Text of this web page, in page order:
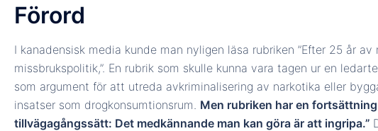
Förord
I kanadensisk media kunde man nyligen läsa rubriken ”Efter 25 år av
missbrukspolitik,”. En rubrik som skulle kunna vara tagen ur en
som argument för att utreda avkriminalisering av narkotika eller
insatser som drogkonsumtionsrum. Men rubriken har en
tillvägagångssätt: Det medkännande man kan göra är att ingripa.”